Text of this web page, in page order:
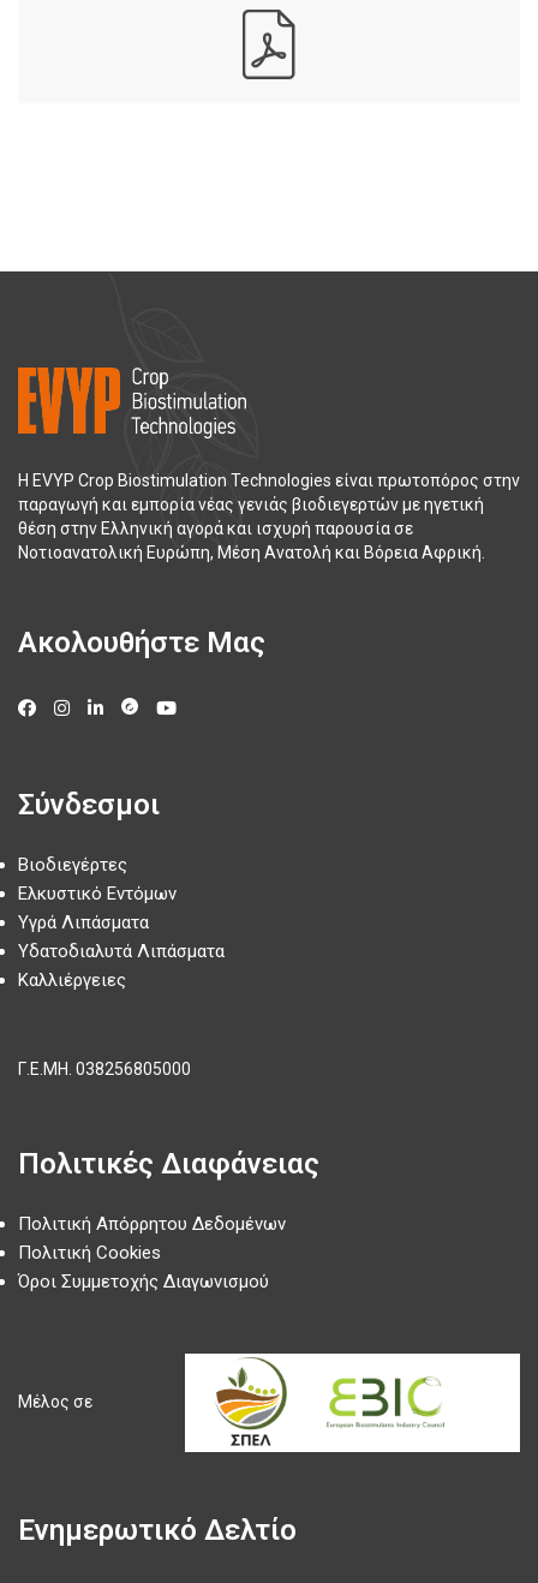
Η EVYP Crop Biostimulation Technologies είναι πρωτοπόρος στην
παραγωγή και εμπορία νέας γενιάς βιοδιεγερτών με ηγετική
θέση στην Ελληνική αγορά και ισχυρή παρουσία σε
Νοτιοανατολική Ευρώπη, Μέση Ανατολή και Βόρεια Αφρική.
Ακολουθήστε Μας
Σύνδεσμοι
Βιοδιεγέρτες
Ελκυστικό Εντόμων
Υγρά Λιπάσματα
Υδατοδιαλυτά Λιπάσματα
Καλλιέργειες
Γ.Ε.ΜΗ. 038256805000
Πολιτικές Διαφάνειας
Πολιτική Απόρρητου Δεδομένων
Πολιτική Cookies
Όροι Συμμετοχής Διαγωνισμού
Μέλος σε
Ενημερωτικό Δελτίο